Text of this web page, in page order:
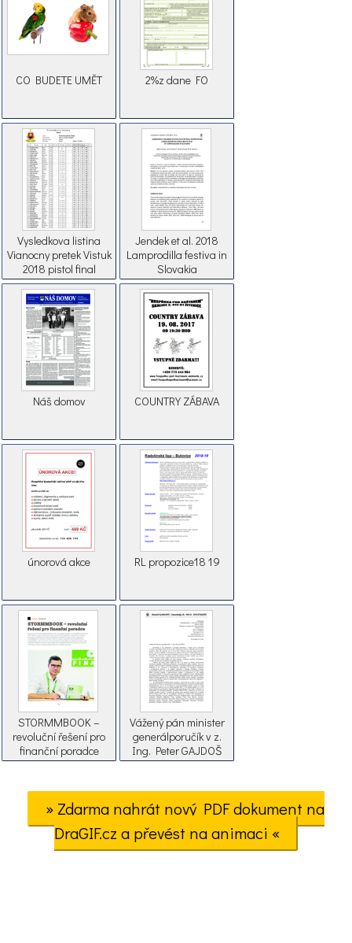
CO BUDETE UMĚT 2%z dane FO
Vysledkova listina
Vianocny pretek Vistuk
2018 pistol final
Jendek et al. 2018
Lamprodilla festiva in
Slovakia
Náš domov COUNTRY ZÁBAVA
únorová akce RL propozice18 19
STORMMBOOK –
revoluční řešení pro
finanční poradce
Vážený pán minister
generálporučík v z.
Ing. Peter GAJDOŠ
» Zdarma nahrát nový PDF dokument na
DraGIF.cz a převést na animaci «